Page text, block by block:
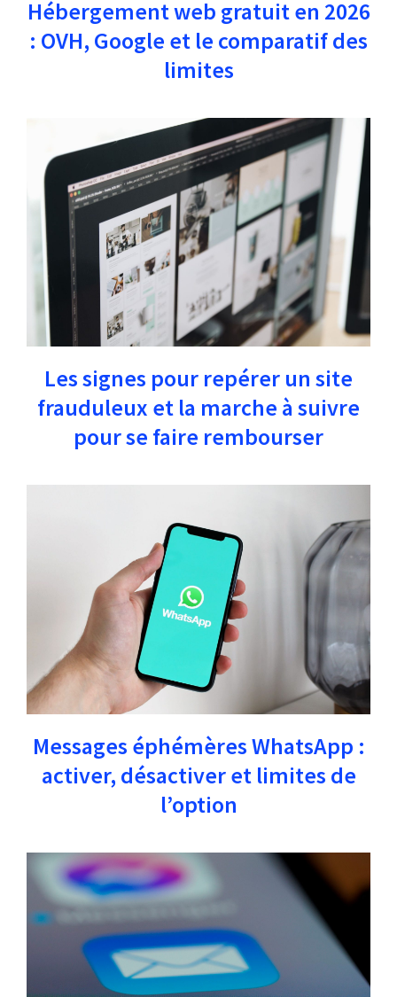
Hébergement web gratuit en 2026
: OVH, Google et le comparatif des
limites
Les signes pour repérer un site
frauduleux et la marche à suivre
pour se faire rembourser
Messages éphémères WhatsApp :
activer, désactiver et limites de
l’option